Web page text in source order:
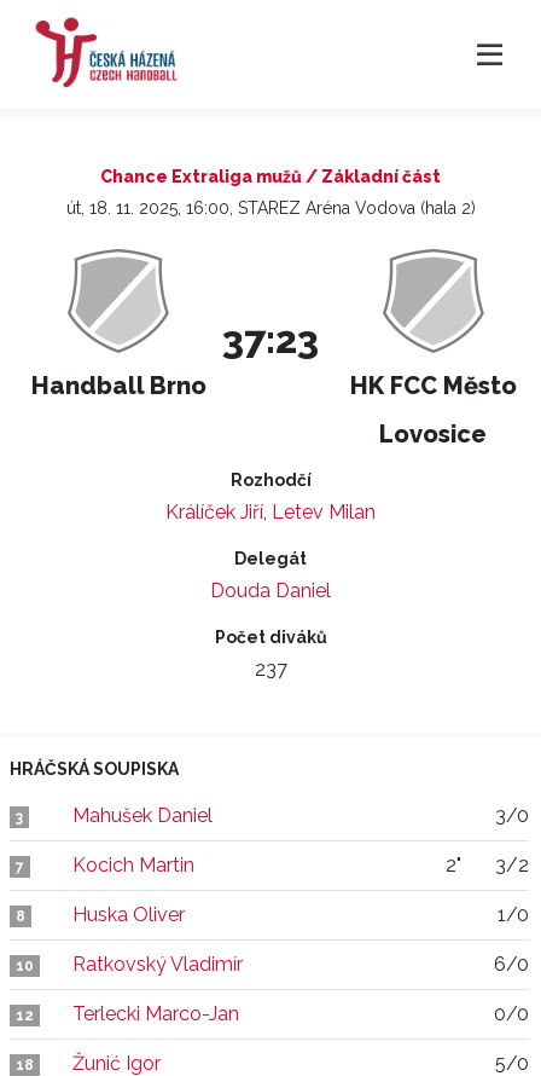
Chance Extraliga mužů / Základní část
út, 18. 11. 2025, 16:00, STAREZ Aréna Vodova (hala 2)
Handball Brno
37:23
HK FCC Město
Lovosice
Rozhodčí
Králíček Jiří, Letev Milan
Delegát
Douda Daniel
Počet diváků
237
HRÁČSKÁ SOUPISKA
3 Mahušek Daniel 3/0
7 Kocich Martin 2" 3/2
8 Huska Oliver 1/0
10 Ratkovský Vladimír 6/0
12 Terlecki Marco-Jan 0/0
18 Žunić Igor 5/0